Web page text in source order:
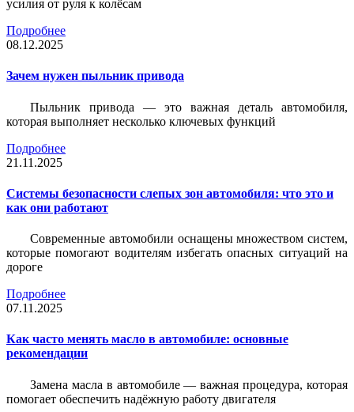
усилия от руля к колёсам
Подробнее
08.12.2025
Зачем нужен пыльник привода
Пыльник привода — это важная деталь автомобиля,
которая выполняет несколько ключевых функций
Подробнее
21.11.2025
Системы безопасности слепых зон автомобиля: что это и
как они работают
Современные автомобили оснащены множеством систем,
которые помогают водителям избегать опасных ситуаций на
дороге
Подробнее
07.11.2025
Как часто менять масло в автомобиле: основные
рекомендации
Замена масла в автомобиле — важная процедура, которая
помогает обеспечить надёжную работу двигателя